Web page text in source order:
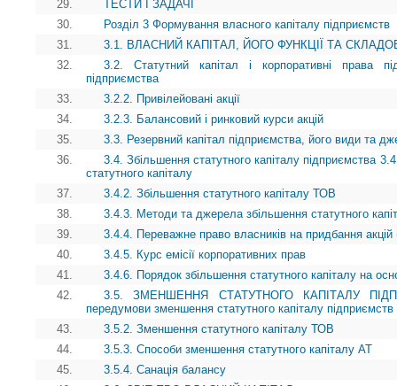
29.
ТЕСТИ І ЗАДАЧІ
30.
Розділ 3 Формування власного капіталу підприємств
31.
3.1. ВЛАСНИЙ КАПІТАЛ, ЙОГО ФУНКЦІЇ ТА
32.
3.2. Статутний капітал і корпоративні права
підприємства
33.
3.2.2. Привілейовані акції
34.
3.2.3. Балансовий і ринковий курси акцій
35.
3.3. Резервний капітал підприємства, його види та
36.
3.4. Збільшення статутного капіталу підприємства
статутного капіталу
37.
3.4.2. Збільшення статутного капіталу ТОВ
38.
3.4.3. Методи та джерела збільшення статутного
39.
3.4.4. Переважне право власників на придбання акцій
40.
3.4.5. Курс емісії корпоративних прав
41.
3.4.6. Порядок збільшення статутного капіталу на
42.
3.5. ЗМЕНШЕННЯ СТАТУТНОГО КАПІТАЛУ
передумови зменшення статутного капіталу підприємств
43.
3.5.2. Зменшення статутного капіталу ТОВ
44.
3.5.3. Способи зменшення статутного капіталу АТ
45.
3.5.4. Санація балансу